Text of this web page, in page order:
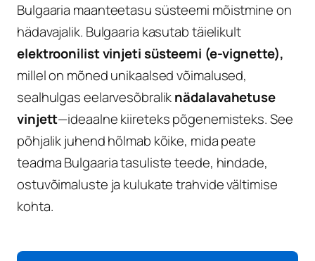
Bulgaaria maanteetasu süsteemi mõistmine on
hädavajalik. Bulgaaria kasutab täielikult
elektroonilist vinjeti süsteemi (e-vignette),
millel on mõned unikaalsed võimalused,
sealhulgas eelarvesõbraliknädalavahetuse
vinjett—ideaalne kiireteks põgenemisteks. See
põhjalik juhend hõlmab kõike, mida peate
teadma Bulgaaria tasuliste teede, hindade,
ostuvõimaluste ja kulukate trahvide vältimise
kohta.